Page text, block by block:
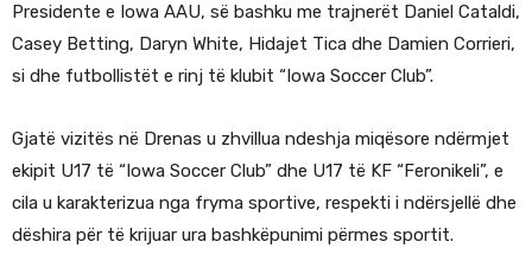
Presidente e Iowa AAU, së bashku me trajnerët Daniel Cataldi,
Casey Betting, Daryn White, Hidajet Tica dhe Damien Corrieri,
si dhe futbollistët e rinj të klubit “Iowa Soccer Club”.
Gjatë vizitës në Drenas u zhvillua ndeshja miqësore ndërmjet
ekipit U17 të “Iowa Soccer Club” dhe U17 të KF “Feronikeli”, e
cila u karakterizua nga fryma sportive, respekti i ndërsjellë dhe
dëshira për të krijuar ura bashkëpunimi përmes sportit.